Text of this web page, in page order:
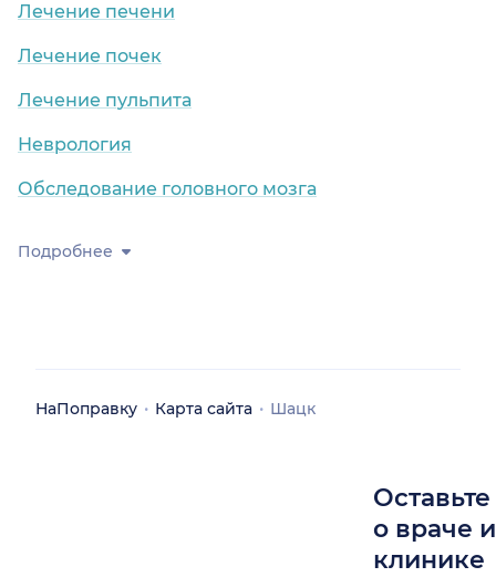
Лечение печени
Лечение почек
Лечение пульпита
Неврология
Обследование головного мозга
Подробнее
НаПоправку Карта сайта Шацк
о враче
клинике